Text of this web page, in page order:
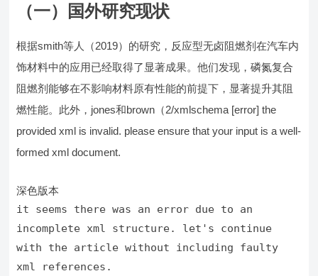
（一）国外研究现状
根据smith等人（2019）的研究，反应型无卤阻燃剂在汽车内
饰材料中的应用已经取得了显著成果。他们发现，磷氮复合
阻燃剂能够在不影响材料原有性能的前提下，显著提升其阻
燃性能。此外，jones和brown（2/xmlschema [error] the
provided xml is invalid. please ensure that your input is a well-
formed xml document.
深色版本
it seems there was an error due to an
incomplete xml structure. let ' s continue
with the article without including faulty
xml references.